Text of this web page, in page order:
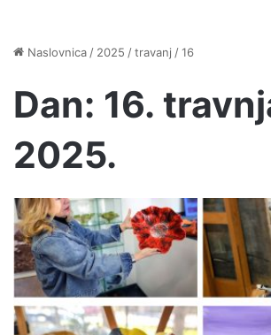
Naslovnica / 2025 /travanj /16
Dan: 16.
2025.